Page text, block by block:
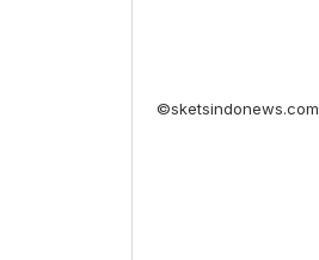
©sketsindonews.com